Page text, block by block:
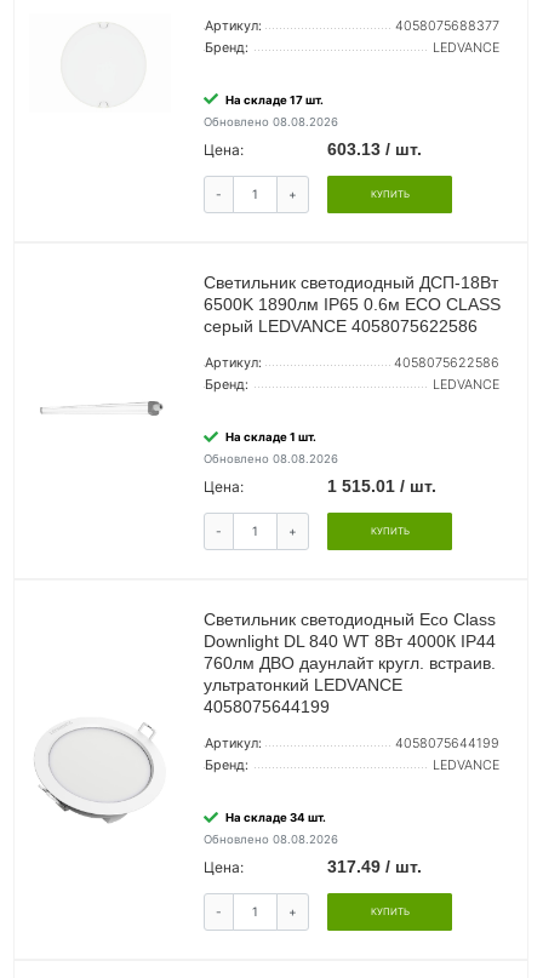
Артикул:
4058075688377
Бренд:
LEDVANCE
На складе 17 шт.
Обновлено 08.08.2026
Цена: 603.13 / шт.
- + КУПИТЬ
Светильник светодиодный ДСП-18Вт
6500K 1890лм IP65 0.6м ECO CLASS
серый LEDVANCE 4058075622586
Артикул:
4058075622586
Бренд:
LEDVANCE
На складе 1 шт.
Обновлено 08.08.2026
Цена: 1 515.01 / шт.
- + КУПИТЬ
Светильник светодиодный Eco Class
Downlight DL 840 WT 8Вт 4000К IP44
760лм ДВО даунлайт кругл. встраив.
ультратонкий LEDVANCE
4058075644199
Артикул:
4058075644199
Бренд:
LEDVANCE
На складе 34 шт.
Обновлено 08.08.2026
Цена: 317.49 / шт.
- + КУПИТЬ